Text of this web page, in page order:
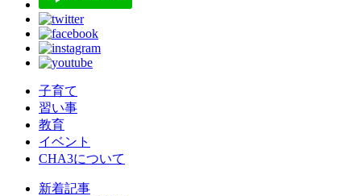
子育て
習い事
教育
イベント
CHA3について
新着記事